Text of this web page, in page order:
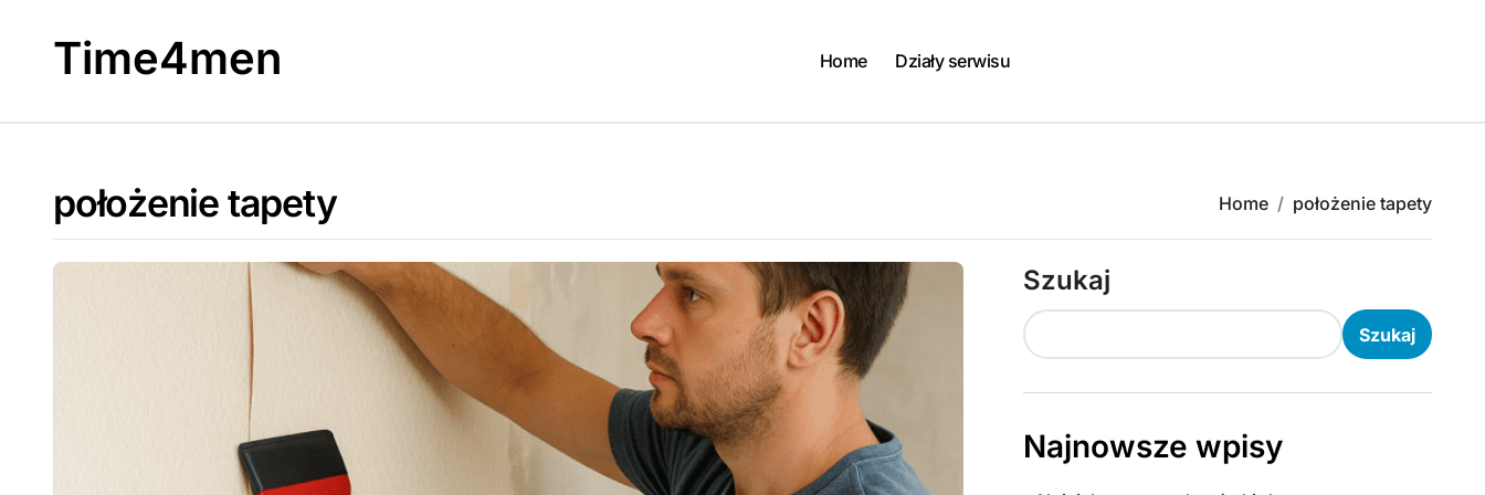
Time4men Home Działy serwisu
położenie tapety Home położenie tapety
Szukaj
Szukaj
Najnowsze wpisy